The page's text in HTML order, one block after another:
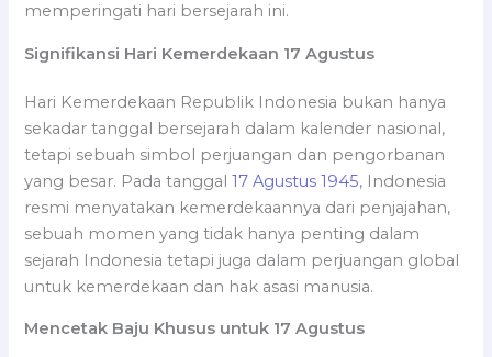
memperingati hari bersejarah ini.
Signifikansi Hari Kemerdekaan 17 Agustus
Hari Kemerdekaan Republik Indonesia bukan hanya
sekadar tanggal bersejarah dalam kalender nasional,
tetapi sebuah simbol perjuangan dan pengorbanan
yang besar. Pada tanggal17 Agustus 1945, Indonesia
resmi menyatakan kemerdekaannya dari penjajahan,
sebuah momen yang tidak hanya penting dalam
sejarah Indonesia tetapi juga dalam perjuangan global
untuk kemerdekaan dan hak asasi manusia.
Mencetak Baju Khusus untuk 17 Agustus